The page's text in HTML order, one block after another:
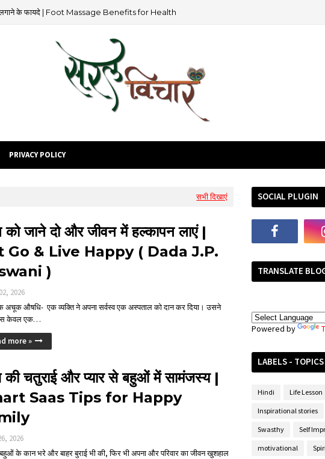
जाने दो और जीवन में हल्कापन लाएं | Let Go & Live Happy ( Dada J.P. Vaswani )
PRIVACY POLICY
सभी दिखाएं
को जाने दो और जीवन में हल्कापन लाएं |
Go & Live Happy ( Dada J.P.
)
2026
अचूक औषधि- एक व्यक्ति ने अपना सर्वस्व एक अस्पताल को दान कर दिया। उसने
केवल एक…
more »
की चतुराई और प्यार से बहुओं में सामंजस्य |
Saas Tips for Happy
2026
के कान भरे और बाहर बुराई भी की, फिर भी अपना और परिवार का जीवन खुशहाल
SOCIAL PLUGIN
TRANSLATE
Powered by
LABELS - TOPICS
Hindi Life Lesson
Inspirational stories
Swasthy Self
motivational